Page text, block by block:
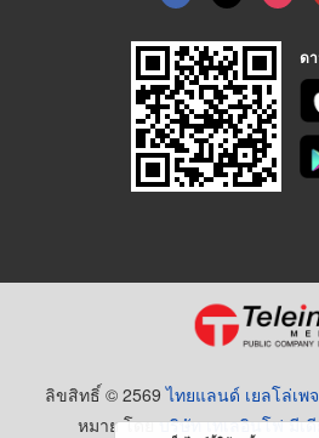
ด
ลิขสิทธิ์ © 2569ไทยแลนด์ เยลโล่เพ
หมาย โดยบริษัท เทเลอินโฟ มีเ